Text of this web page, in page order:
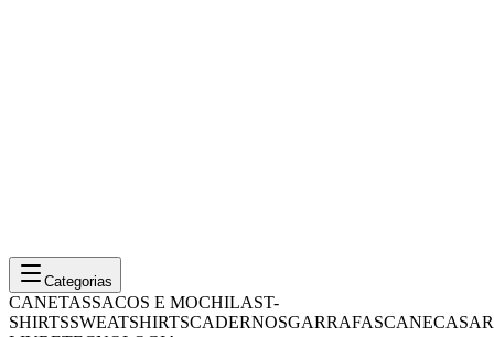
Categorias
CANETASSACOS E MOCHILAST-
SHIRTSSWEATSHIRTSCADERNOSGARRAFASCANECASAR